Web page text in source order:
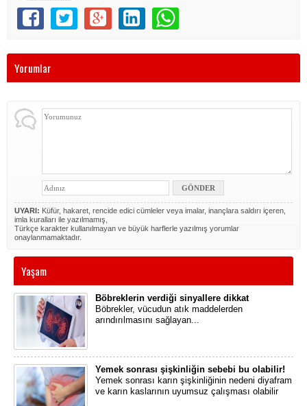
Yorumlar
UYARI: Küfür, hakaret, rencide edici cümleler veya imalar, inançlara saldırı içeren,
imla kuralları ile yazılmamış,
Türkçe karakter kullanılmayan ve büyük harflerle yazılmış yorumlar
onaylanmamaktadır.
Yaşam
Böbreklerin verdiği sinyallere dikkat
​Böbrekler, vücudun atık maddelerden
arındırılmasını sağlayan...
Yemek sonrası şişkinliğin sebebi bu olabilir!
Yemek sonrası karın şişkinliğinin nedeni diyafram
ve karın kaslarının uyumsuz çalışması olabilir